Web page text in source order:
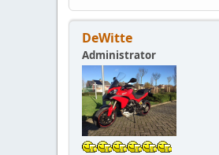
DeWitte
Administrator